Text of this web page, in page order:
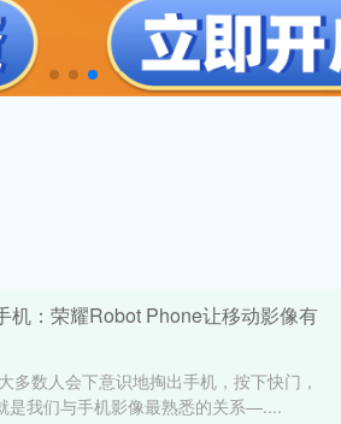
机：荣耀Robot Phone让移动影像有
数人会下意识地掏出手机，按下快门，
是我们与手机影像最熟悉的关系—....